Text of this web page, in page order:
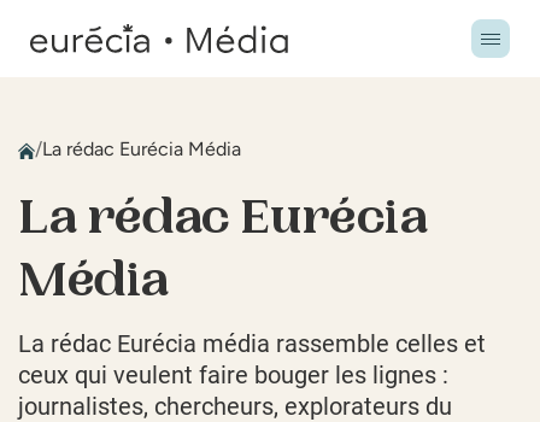
/La rédac Eurécia Média
La rédac Eurécia
Média
La rédac Eurécia média rassemble celles et
ceux qui veulent faire bouger les lignes :
journalistes, chercheurs, explorateurs du